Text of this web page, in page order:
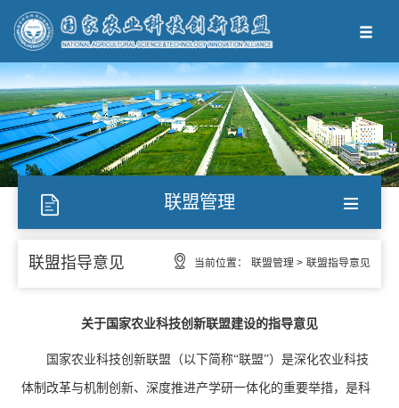
联盟管理
联盟指导意见 当前位置： 联盟管理 > 联盟指导意见
关于国家农业科技创新联盟建设的指导意见
国家农业科技创新联盟（以下简称“联盟”）是深化农业科技
体制改革与机制创新、深度推进产学研一体化的重要举措，是科